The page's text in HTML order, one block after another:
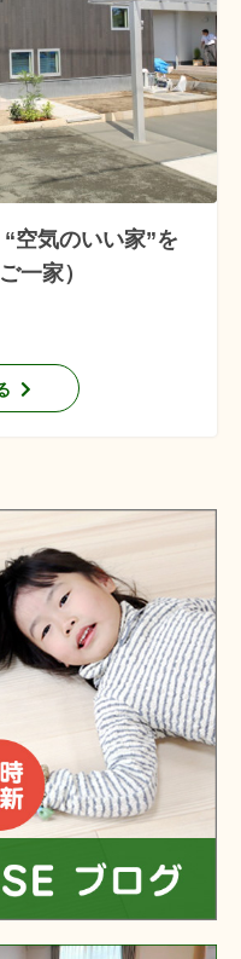
空気のいい家”を
一家）